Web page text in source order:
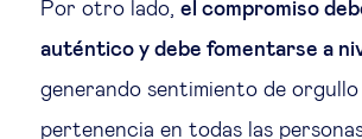
Por otro lado, el compromiso
auténtico y debe fomentarse a
generando sentimiento de orgullo
pertenencia en todas las